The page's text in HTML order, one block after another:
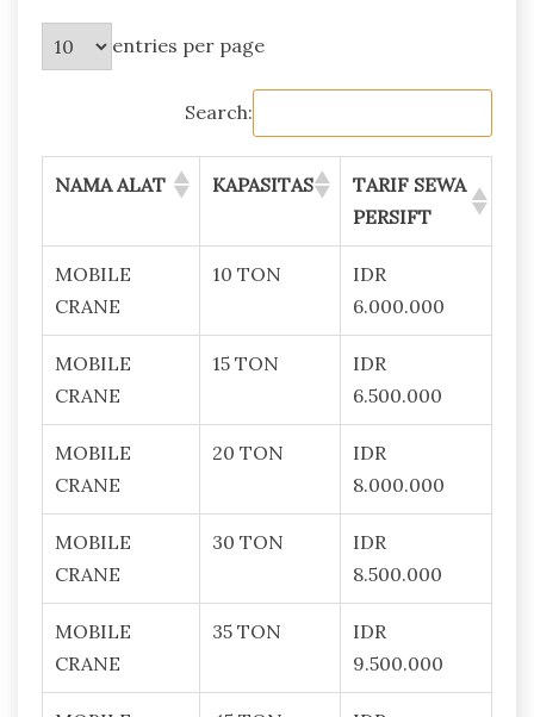
entries per page
Search:
NAMA ALAT KAPASITAS
TARIF SEWA
PERSIFT
MOBILE
CRANE
10 TON
IDR
6.000.000
MOBILE
CRANE
15 TON
IDR
6.500.000
MOBILE
CRANE
20 TON
IDR
8.000.000
MOBILE
CRANE
30 TON
IDR
8.500.000
MOBILE
CRANE
35 TON
IDR
9.500.000